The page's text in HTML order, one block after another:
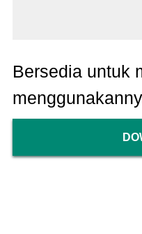
Bersedia untuk